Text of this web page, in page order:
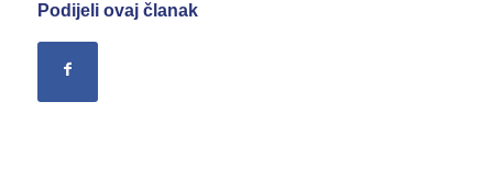
Podijeli ovaj članak